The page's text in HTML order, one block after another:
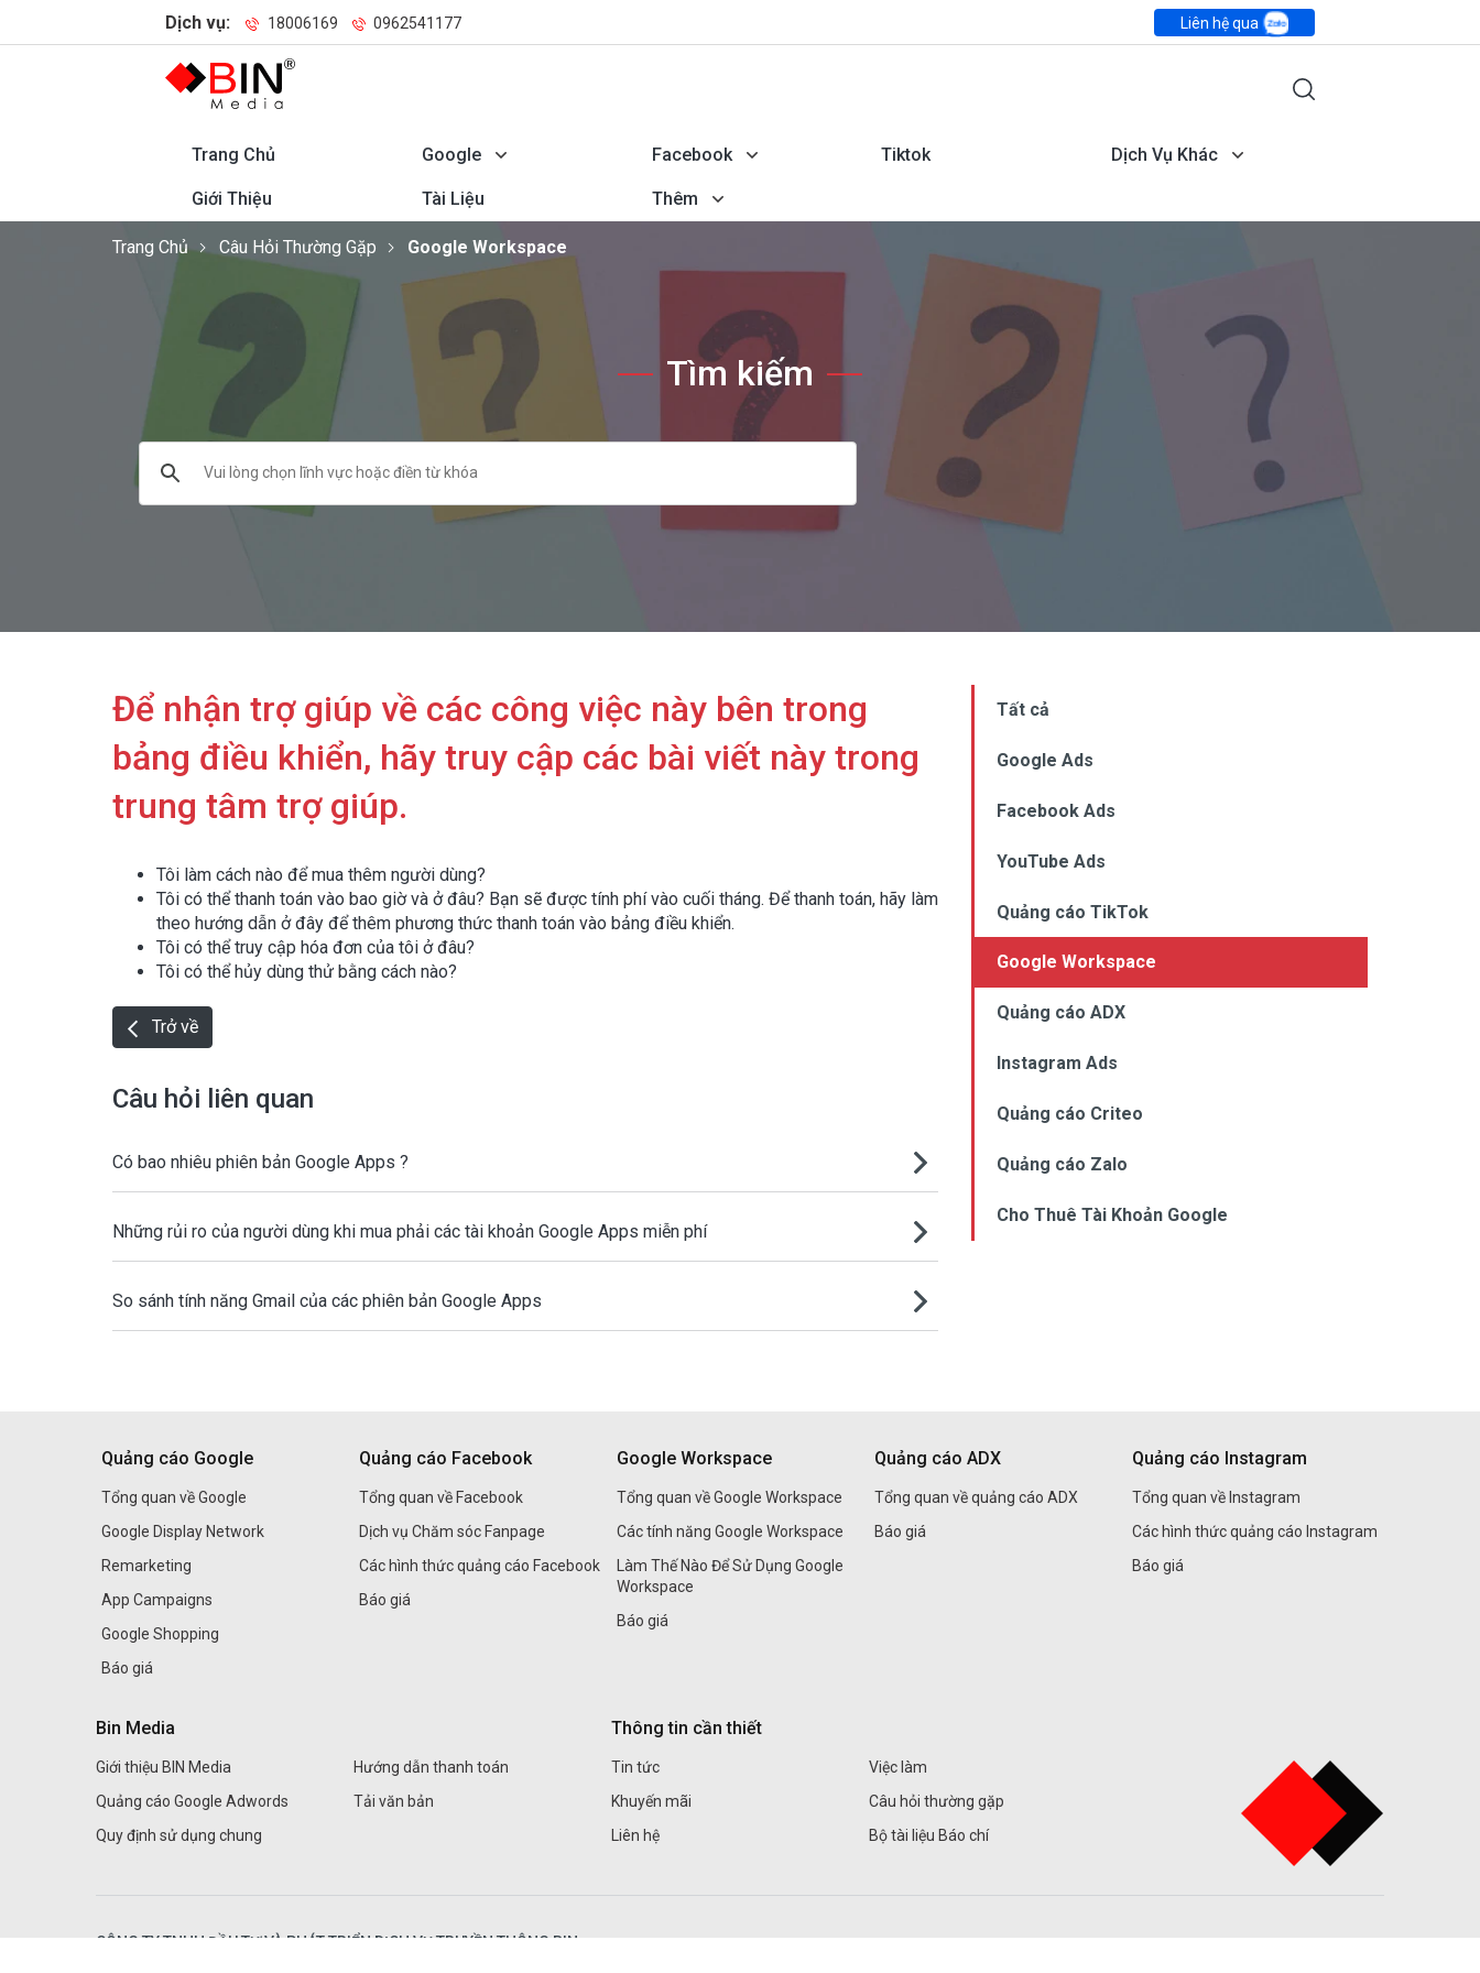
Dịch vụ: 18006169 0962541177 Liên hệ qua
Trang Chủ Google Facebook Tiktok Dịch Vụ Khác
Giới Thiệu Tài Liệu Thêm
Trang Chủ Câu Hỏi Thường Gặp Google Workspace
Tìm kiếm
Để nhận trợ giúp về các công việc này bên trong
bảng điều khiển, hãy truy cập các bài viết này trong
trung tâm trợ giúp.
Tôi làm cách nào để mua thêm người dùng?
Tôi có thể thanh toán vào bao giờ và ở đâu? Bạn sẽ được tính phí vào cuối tháng. Để thanh toán, hãy làm
theo hướng dẫn ở đây để thêm phương thức thanh toán vào bảng điều khiển.
Tôi có thể truy cập hóa đơn của tôi ở đâu?
Tôi có thể hủy dùng thử bằng cách nào?
Trở về
Câu hỏi liên quan
Có bao nhiêu phiên bản Google Apps ?
Những rủi ro của người dùng khi mua phải các tài khoản Google Apps miễn phí
So sánh tính năng Gmail của các phiên bản Google Apps
Tất cả
Google Ads
Facebook Ads
YouTube Ads
Quảng cáo TikTok
Google Workspace
Quảng cáo ADX
Instagram Ads
Quảng cáo Criteo
Quảng cáo Zalo
Cho Thuê Tài Khoản Google
Quảng cáo Google
Tổng quan về Google
Google Display Network
Remarketing
App Campaigns
Google Shopping
Báo giá
Quảng cáo Facebook
Tổng quan về Facebook
Dịch vụ Chăm sóc Fanpage
Các hình thức quảng cáo Facebook
Báo giá
Google Workspace
Tổng quan về Google Workspace
Các tính năng Google Workspace
Làm Thế Nào Để Sử Dụng Google
Workspace
Báo giá
Quảng cáo ADX
Tổng quan về quảng cáo ADX
Báo giá
Quảng cáo Instagram
Tổng quan về Instagram
Các hình thức quảng cáo Instagram
Báo giá
Bin Media
Giới thiệu BIN Media
Quảng cáo Google Adwords
Quy định sử dụng chung
Hướng dẫn thanh toán
Tải văn bản
Thông tin cần thiết
Tin tức
Khuyến mãi
Liên hệ
Việc làm
Câu hỏi thường gặp
Bộ tài liệu Báo chí
CÔNG TY TNHH ĐẦU TƯ VÀ PHÁT TRIỂN DỊCH VỤ TRUYỀN THÔNG BIN